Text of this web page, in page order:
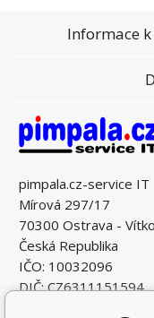
pimpala.cz-service IT
Mírová 297/17
70300 Ostrava -
Česká Republika
IČO: 10032096
DIČ: CZ6311151594
Informace